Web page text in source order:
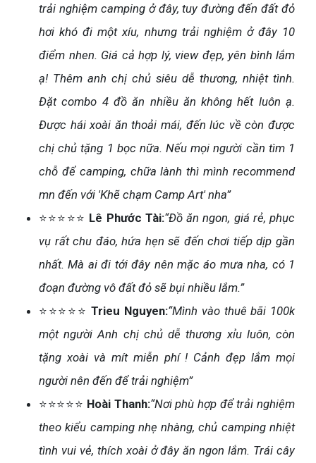
trải nghiệm camping ở đây, tuy đường đến đất đỏ
hơi khó đi một xíu, nhưng trải nghiệm ở đây 10
điểm nhen. Giá cả hợp lý, view đẹp, yên bình lắm
ạ! Thêm anh chị chủ siêu dễ thương, nhiệt tình.
Đặt combo 4 đồ ăn nhiều ăn không hết luôn ạ.
Được hái xoài ăn thoải mái, đến lúc về còn được
chị chủ tặng 1 bọc nữa. Nếu mọi người cần tìm 1
chỗ để camping, chữa lành thì mình recommend
mn đến với 'Khẽ chạm Camp Art' nha”
⭐⭐⭐⭐⭐ Lê Phước Tài:“Đồ ăn ngon, giá rẻ, phục
vụ rất chu đáo, hứa hẹn sẽ đến chơi tiếp dịp gần
nhất. Mà ai đi tới đây nên mặc áo mưa nha, có 1
đoạn đường vô đất đỏ sẽ bụi nhiều lắm.”
⭐⭐⭐⭐⭐Trieu Nguyen:“Mình vào thuê bãi 100k
một người Anh chị chủ dễ thương xỉu luôn, còn
tặng xoài và mít miễn phí ! Cảnh đẹp lắm mọi
người nên đến để trải nghiệm”
⭐⭐⭐⭐⭐ Hoài Thanh:“Nơi phù hợp để trải nghiệm
theo kiểu camping nhẹ nhàng, chủ camping nhiệt
tình vui vẻ, thích xoài ở đây ăn ngon lắm. Trái cây